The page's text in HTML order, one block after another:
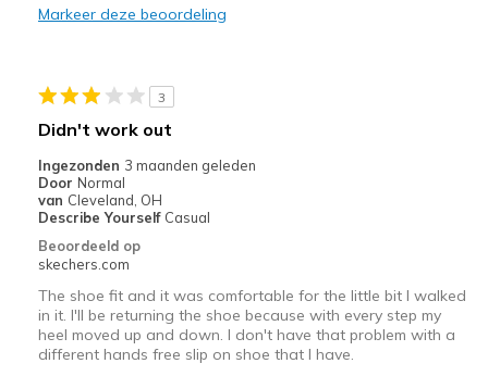
View On Shoes
Shoes are for Wearing
Markeer deze beoordeling
3
Didn't work out
Ingezonden 3 maanden geleden
Door Normal
van Cleveland, OH
Describe Yourself Casual
Beoordeeld op
skechers.com
The shoe fit and it was comfortable for the little bit I walked
in it. I'll be returning the shoe because with every step my
heel moved up and down. I don't have that problem with a
different hands free slip on shoe that I have.